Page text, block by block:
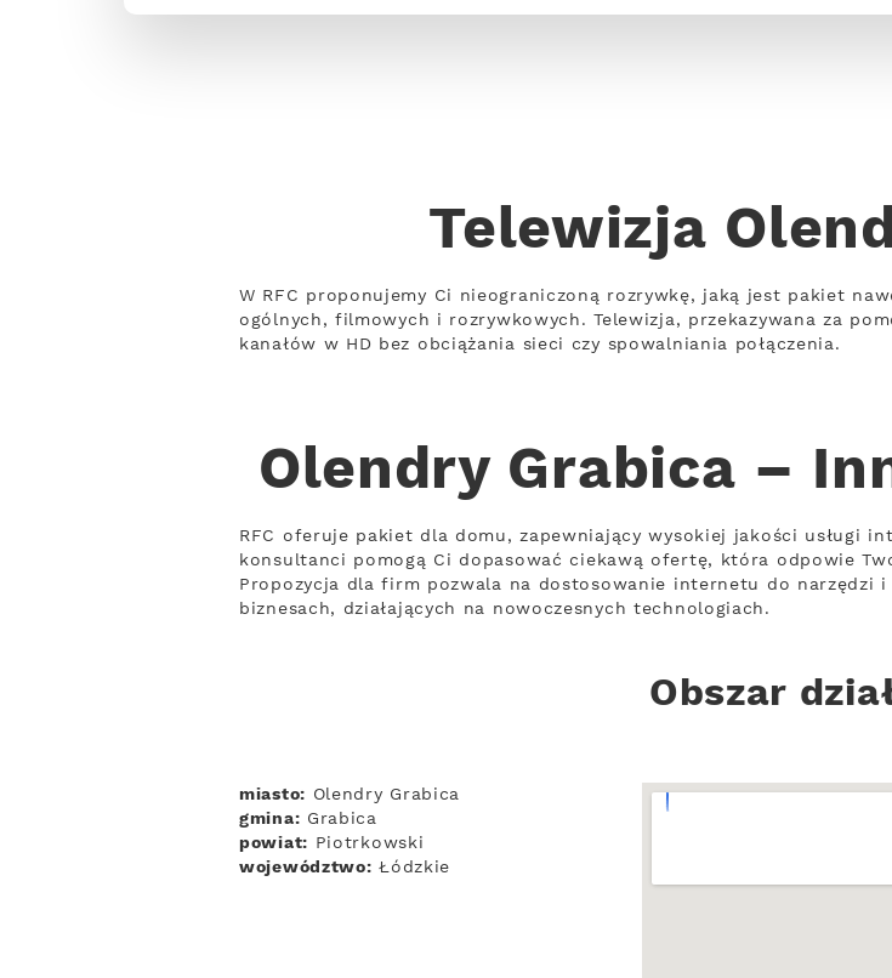
Telewizja
W RFC proponujemy Ci nieograniczoną rozrywkę, jaką jest pakiet
ogólnych, filmowych i rozrywkowych. Telewizja, przekazywana za
kanałów w HD bez obciążania sieci czy spowalniania połączenia.
Olendry Grabica –
RFC oferuje pakiet dla domu, zapewniający wysokiej jakości usługi
konsultanci pomogą Ci dopasować ciekawą ofertę, która odpowie
Propozycja dla firm pozwala na dostosowanie internetu do
biznesach, działających na nowoczesnych technologiach.
Obszar
miasto: Olendry Grabica
gmina: Grabica
powiat: Piotrkowski
województwo: Łódzkie